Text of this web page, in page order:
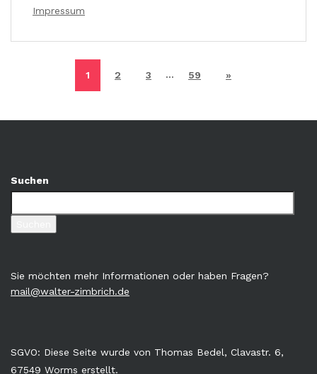
Impressum
1 2 3 … 59 »
Suchen
Sie möchten mehr Informationen oder haben Fragen?
mail@walter-zimbrich.de
SGVO: Diese Seite wurde von Thomas Bedel, Clavastr. 6,
67549 Worms erstellt.